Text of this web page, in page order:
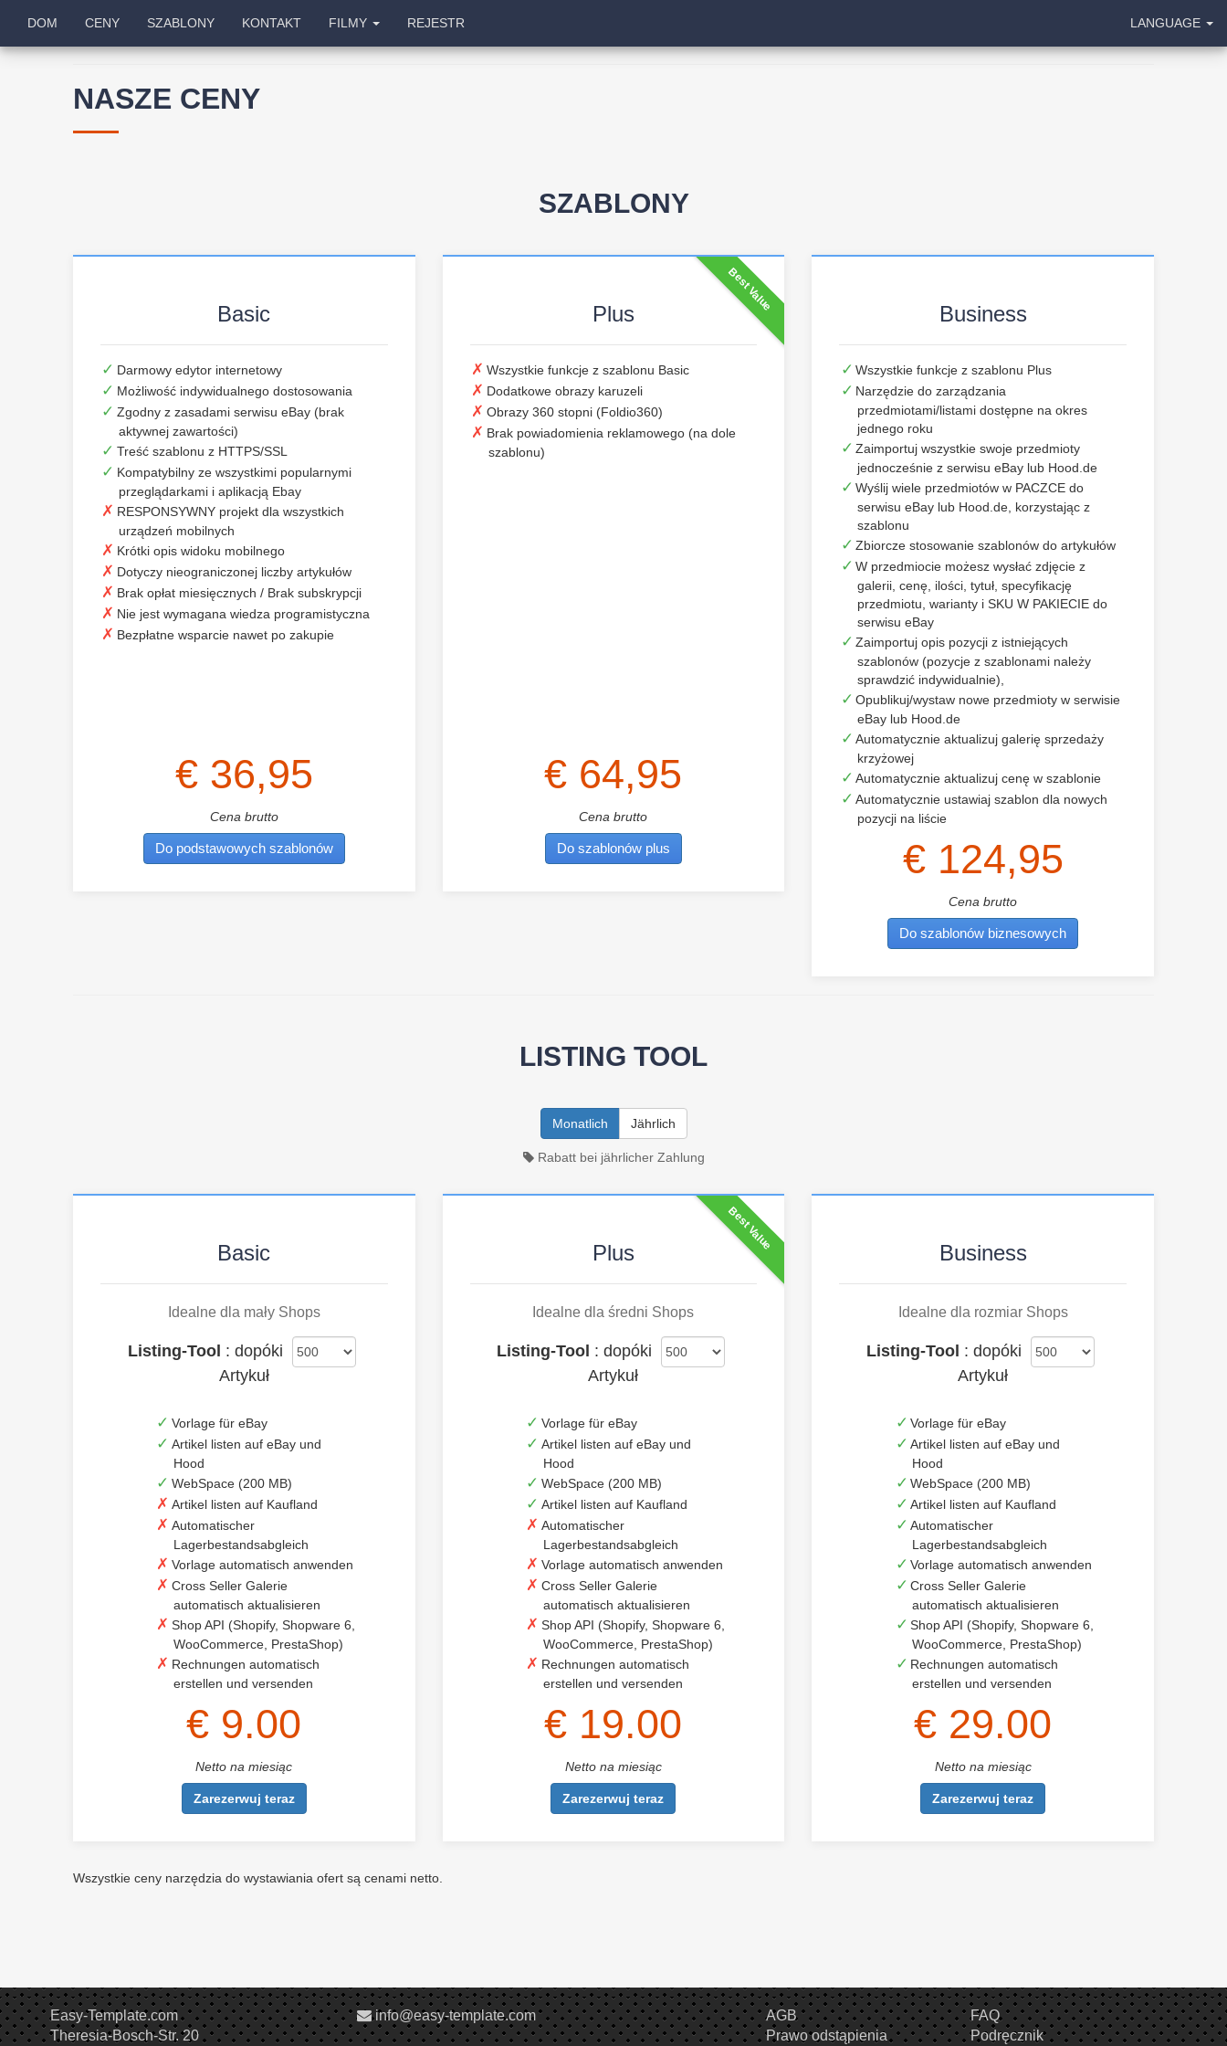
DOM CENY SZABLONY KONTAKT FILMY REJESTR LANGUAGE
NASZE CENY
SZABLONY
Basic
Darmowy edytor internetowy
Możliwość indywidualnego dostosowania
Zgodny z zasadami serwisu eBay (brak
aktywnej zawartości)
Treść szablonu z HTTPS/SSL
Kompatybilny ze wszystkimi popularnymi
przeglądarkami i aplikacją Ebay
RESPONSYWNY projekt dla wszystkich
urządzeń mobilnych
Krótki opis widoku mobilnego
Dotyczy nieograniczonej liczby artykułów
Brak opłat miesięcznych / Brak subskrypcji
Nie jest wymagana wiedza programistyczna
Bezpłatne wsparcie nawet po zakupie
€ 36,95
Cena brutto
Do podstawowych szablonów
Best Value
Plus
Wszystkie funkcje z szablonu Basic
Dodatkowe obrazy karuzeli
Obrazy 360 stopni (Foldio360)
Brak powiadomienia reklamowego (na dole
szablonu)
€ 64,95
Cena brutto
Do szablonów plus
Business
Wszystkie funkcje z szablonu Plus
Narzędzie do zarządzania
przedmiotami/listami dostępne na okres
jednego roku
Zaimportuj wszystkie swoje przedmioty
jednocześnie z serwisu eBay lub Hood.de
Wyślij wiele przedmiotów w PACZCE do
serwisu eBay lub Hood.de, korzystając z
szablonu
Zbiorcze stosowanie szablonów do artykułów
W przedmiocie możesz wysłać zdjęcie z
galerii, cenę, ilości, tytuł, specyfikację
przedmiotu, warianty i SKU W PAKIECIE do
serwisu eBay
Zaimportuj opis pozycji z istniejących
szablonów (pozycje z szablonami należy
sprawdzić indywidualnie),
Opublikuj/wystaw nowe przedmioty w serwisie
eBay lub Hood.de
Automatycznie aktualizuj galerię sprzedaży
krzyżowej
Automatycznie aktualizuj cenę w szablonie
Automatycznie ustawiaj szablon dla nowych
pozycji na liście
€ 124,95
Cena brutto
Do szablonów biznesowych
LISTING TOOL
Monatlich Jährlich
Rabatt bei jährlicher Zahlung
Basic
Idealne dla mały Shops
Listing-Tool : dopóki
Artykuł
Vorlage für eBay
Artikel listen auf eBay und
Hood
WebSpace (200 MB)
Artikel listen auf Kaufland
Automatischer
Lagerbestandsabgleich
Vorlage automatisch anwenden
Cross Seller Galerie
automatisch aktualisieren
Shop API (Shopify, Shopware 6,
WooCommerce, PrestaShop)
Rechnungen automatisch
erstellen und versenden
€ 9.00
Netto na miesiąc
Zarezerwuj teraz
Best Value
Plus
Idealne dla średni Shops
Listing-Tool : dopóki
Artykuł
Vorlage für eBay
Artikel listen auf eBay und
Hood
WebSpace (200 MB)
Artikel listen auf Kaufland
Automatischer
Lagerbestandsabgleich
Vorlage automatisch anwenden
Cross Seller Galerie
automatisch aktualisieren
Shop API (Shopify, Shopware 6,
WooCommerce, PrestaShop)
Rechnungen automatisch
erstellen und versenden
€ 19.00
Netto na miesiąc
Zarezerwuj teraz
Business
Idealne dla rozmiar Shops
Listing-Tool : dopóki
Artykuł
Vorlage für eBay
Artikel listen auf eBay und
Hood
WebSpace (200 MB)
Artikel listen auf Kaufland
Automatischer
Lagerbestandsabgleich
Vorlage automatisch anwenden
Cross Seller Galerie
automatisch aktualisieren
Shop API (Shopify, Shopware 6,
WooCommerce, PrestaShop)
Rechnungen automatisch
erstellen und versenden
€ 29.00
Netto na miesiąc
Zarezerwuj teraz
Wszystkie ceny narzędzia do wystawiania ofert są cenami netto.
Easy-Template.com
Theresia-Bosch-Str. 20
info@easy-template.com
AGB
Prawo odstąpienia
FAQ
Podręcznik